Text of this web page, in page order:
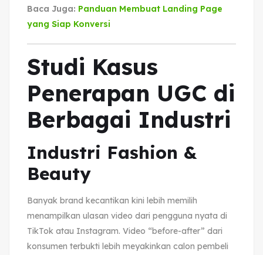
Baca Juga: Panduan Membuat Landing Page
yang Siap Konversi
Studi Kasus
Penerapan UGC di
Berbagai Industri
Industri Fashion &
Beauty
Banyak brand kecantikan kini lebih memilih
menampilkan ulasan video dari pengguna nyata di
TikTok atau Instagram. Video “before-after” dari
konsumen terbukti lebih meyakinkan calon pembeli